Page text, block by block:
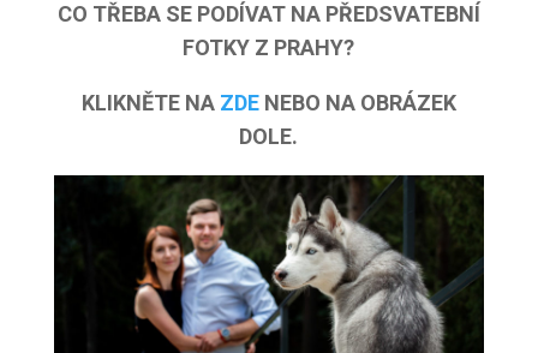
CO TŘEBA SE PODÍVAT NA PŘEDSVATEBNÍ
FOTKY Z PRAHY?
KLIKNĚTE NA ZDENEBO NA OBRÁZEK
DOLE.